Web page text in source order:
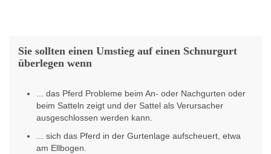
Sie sollten einen Umstieg auf einen Schnurgurt
überlegen wenn
... das Pferd Probleme beim An- oder Nachgurten oder
beim Satteln zeigt und der Sattel als Verursacher
ausgeschlossen werden kann.
... sich das Pferd in der Gurtenlage aufscheuert, etwa
am Ellbogen.